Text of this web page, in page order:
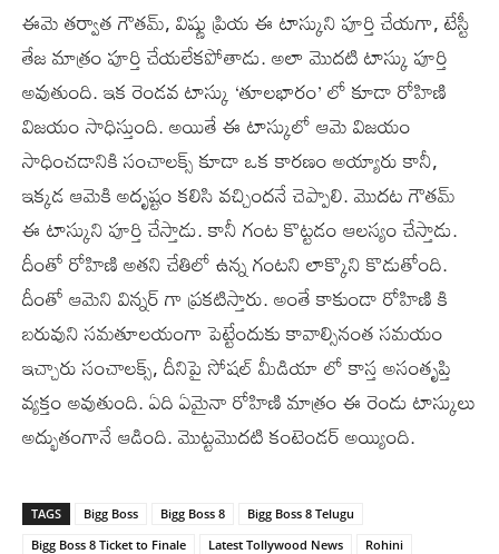
ఈమె తర్వాత గౌతమ్, విష్ణు ప్రియ ఈ టాస్కుని పూర్తి చేయగా, టేస్టీ
తేజ మాత్రం పూర్తి చేయలేకపోతాడు. అలా మొదటి టాస్కు పూర్తి
అవుతుంది. ఇక రెండవ టాస్కు ‘తూలభారం’ లో కూడా రోహిణి
విజయం సాధిస్తుంది. అయితే ఈ టాస్కులో ఆమె విజయం
సాధించడానికి సంచాలక్స్ కూడా ఒక కారణం అయ్యారు కానీ,
ఇక్కడ ఆమెకి అదృష్టం కలిసి వచ్చిందనే చెప్పాలి. మొదట గౌతమ్
ఈ టాస్కుని పూర్తి చేస్తాడు. కానీ గంట కొట్టడం ఆలస్యం చేస్తాడు.
దీంతో రోహిణి అతని చేతిలో ఉన్న గంటని లాక్కొని కొడుతోంది.
దీంతో ఆమెని విన్నర్ గా ప్రకటిస్తారు. అంతే కాకుండా రోహిణి కి
బరువుని సమతూలయంగా పెట్టేందుకు కావాల్సినంత సమయం
ఇచ్చారు సంచాలక్స్, దీనిపై సోషల్ మీడియా లో కాస్త అసంతృప్తి
వ్యక్తం అవుతుంది. ఏది ఏమైనా రోహిణి మాత్రం ఈ రెండు టాస్కులు
అద్భుతంగానే ఆడింది. మొట్టమొదటి కంటెండర్ అయ్యింది.
TAGS Bigg Boss Bigg Boss 8
Bigg Boss 8 Telugu
Bigg Boss 8 Ticket to Finale
Latest Tollywood News Rohini